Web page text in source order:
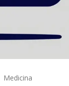
Medicina